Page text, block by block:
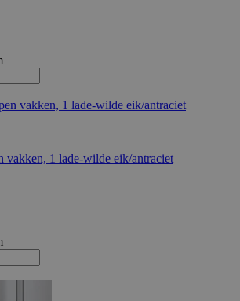
vakken, 1 lade-wilde eik/antraciet